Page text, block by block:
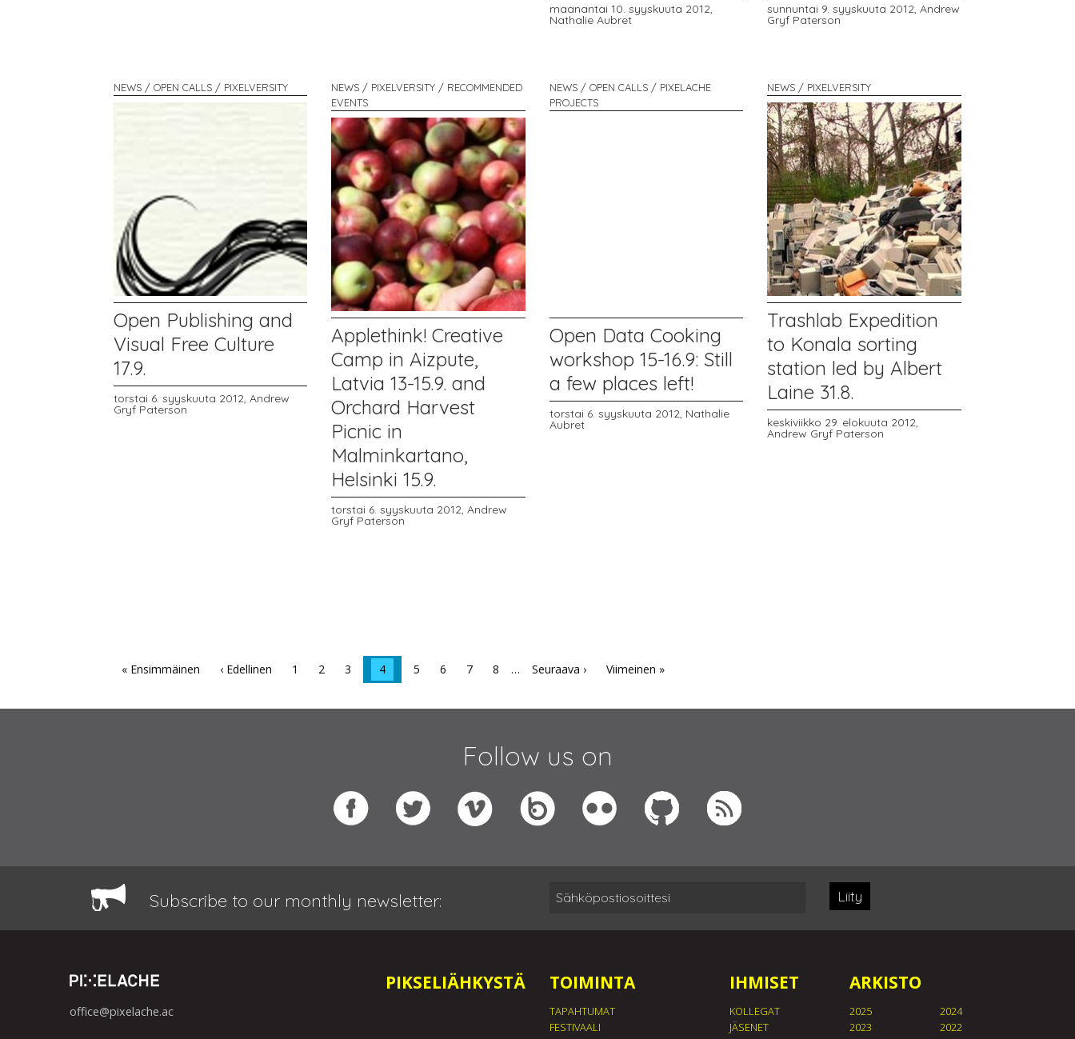
maanantai 10. syyskuuta 2012,
Nathalie Aubret
sunnuntai 9. syyskuuta 2012,Andrew
Gryf Paterson
NEWS / OPEN CALLS / PIXELVERSITY
Open Publishing and
Visual Free Culture
17.9.
torstai 6. syyskuuta 2012, Andrew
Gryf Paterson
NEWS / PIXELVERSITY / RECOMMENDED
EVENTS
Applethink! Creative
Camp in Aizpute,
Latvia 13-15.9. and
Orchard Harvest
Picnic in
Malminkartano,
Helsinki 15.9.
torstai 6. syyskuuta 2012,Andrew
Gryf Paterson
NEWS / OPEN CALLS / PIXELACHE
PROJECTS
Open Data Cooking
workshop 15-16.9: Still
a few places left!
torstai 6. syyskuuta 2012, Nathalie
Aubret
NEWS / PIXELVERSITY
Trashlab Expedition
to Konala sorting
station led by Albert
Laine 31.8.
keskiviikko 29. elokuuta 2012,
Andrew Gryf Paterson
« Ensimmäinen ‹ Edellinen 1 2 3 4 5 6 7 8 … Seuraava › Viimeinen »
Follow us on
Subscribe to our monthly newsletter: Liity
office@pixelache.ac
PIKSELIÄHKYSTÄ TOIMINTA
TAPAHTUMAT
FESTIVAALI
IHMISET
KOLLEGAT
JÄSENET
ARKISTO
2025
2024
2023
2022